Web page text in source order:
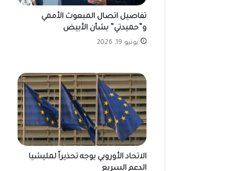
تفاصيل اتصال المبعوث الأممي
و”حميدتي” بشأن الأبيض
يونيو 19, 2026
الاتحاد الأوروبي يوجه تحذيراً لمليشيا
الدعم السريع